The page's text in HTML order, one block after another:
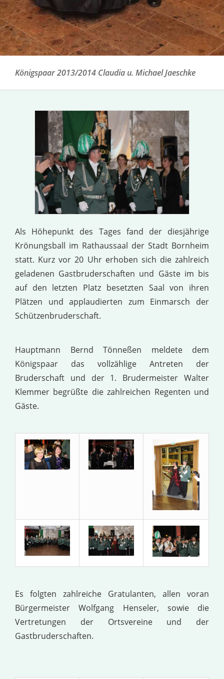
Königspaar 2013/2014 Claudia u. Michael Jaeschke
Als Höhepunkt des Tages fand der diesjährige
Krönungsball im Rathaussaal der Stadt Bornheim
statt. Kurz vor 20 Uhr erhoben sich die zahlreich
geladenen Gastbruderschaften und Gäste im bis
auf den letzten Platz besetzten Saal von ihren
Plätzen und applaudierten zum Einmarsch der
Schützenbruderschaft.
Hauptmann Bernd Tönneßen meldete dem
Königspaar das vollzählige Antreten der
Bruderschaft und der 1. Brudermeister Walter
Klemmer begrüßte die zahlreichen Regenten und
Gäste.
Es folgten zahlreiche Gratulanten, allen voran
Bürgermeister Wolfgang Henseler, sowie die
Vertretungen der Ortsvereine und der
Gastbruderschaften.